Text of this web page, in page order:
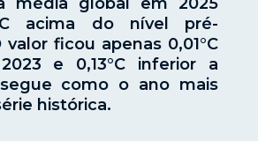
acima do nível pré-
ficou apenas 0,01°C
e 0,13°C inferior a
como o ano mais
histórica.